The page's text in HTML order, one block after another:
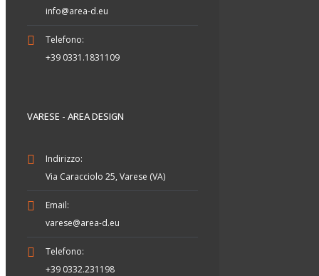
info@area-d.eu
Telefono:
+39 0331.1831109
VARESE - AREA DESIGN
Indirizzo:
Via Caracciolo 25, Varese (VA)
Email:
varese@area-d.eu
Telefono:
+39 0332.231198